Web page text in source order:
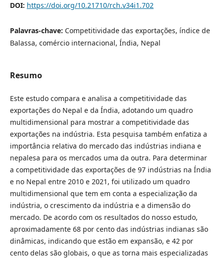
DOI: https://doi.org/10.21710/rch.v34i1.702
Palavras-chave: Competitividade das exportações, índice de
Balassa, comércio internacional, Índia, Nepal
Resumo
Este estudo compara e analisa a competitividade das
exportações do Nepal e da Índia, adotando um quadro
multidimensional para mostrar a competitividade das
exportações na indústria. Esta pesquisa também enfatiza a
importância relativa do mercado das indústrias indiana e
nepalesa para os mercados uma da outra. Para determinar
a competitividade das exportações de 97 indústrias na Índia
e no Nepal entre 2010 e 2021, foi utilizado um quadro
multidimensional que tem em conta a especialização da
indústria, o crescimento da indústria e a dimensão do
mercado. De acordo com os resultados do nosso estudo,
aproximadamente 68 por cento das indústrias indianas são
dinâmicas, indicando que estão em expansão, e 42 por
cento delas são globais, o que as torna mais especializadas